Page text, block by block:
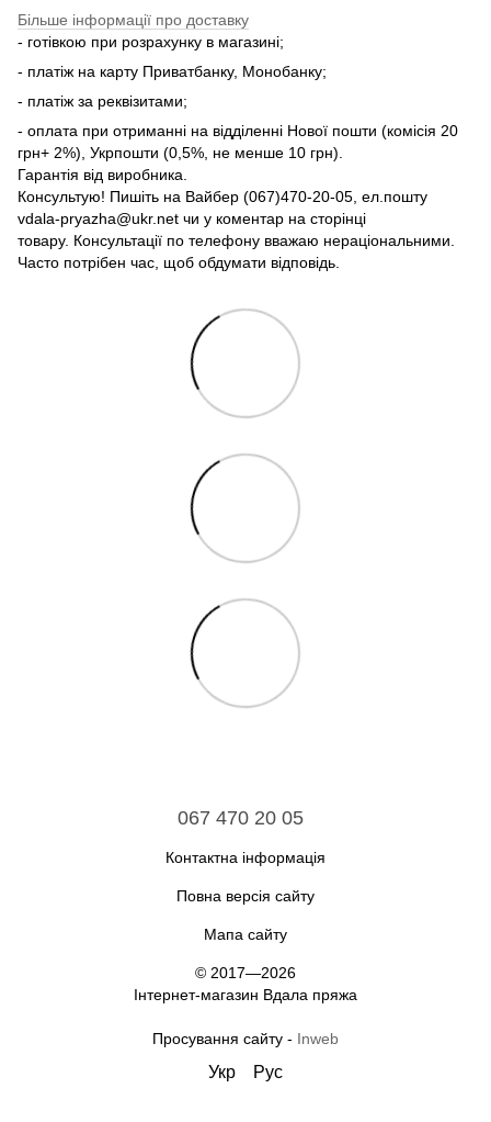
Більше інформації про доставку
- готівкою при розрахунку в магазині;
- платіж на карту Приватбанку, Монобанку;
- платіж за реквізитами;
- оплата при отриманні на відділенні Нової пошти (комісія 20
грн+ 2%), Укрпошти (0,5%, не менше 10 грн).
Гарантія від виробника.
Консультую! Пишіть на Вайбер (067)470-20-05, ел.пошту
vdala-pryazha@ukr.net чи у коментар на сторінці
товару. Консультації по телефону вважаю нераціональними.
Часто потрібен час, щоб обдумати відповідь.
067 470 20 05
Контактна інформація
Повна версія сайту
Мапа сайту
© 2017—2026
Інтернет-магазин Вдала пряжа
Просування сайту - Inweb
Укр Рус